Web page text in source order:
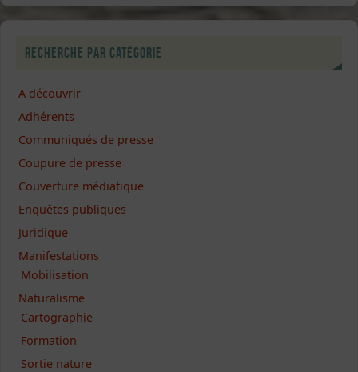
Recherche par catégorie
A découvrir
Adhérents
Communiqués de presse
Coupure de presse
Couverture médiatique
Enquêtes publiques
Juridique
Manifestations
Mobilisation
Naturalisme
Cartographie
Formation
Sortie nature